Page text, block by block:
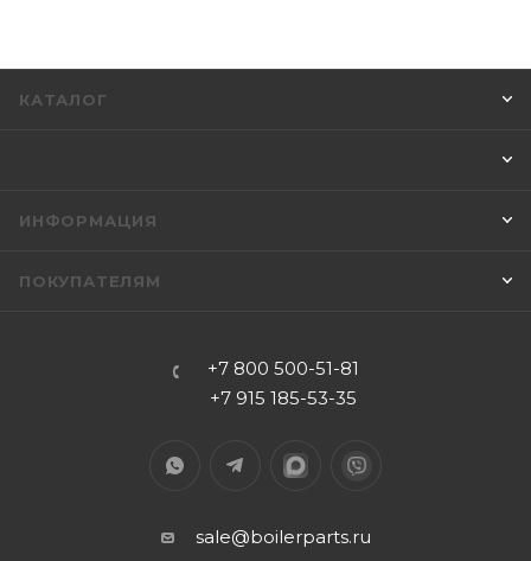
КАТАЛОГ
ИНФОРМАЦИЯ
ПОКУПАТЕЛЯМ
+7 800 500-51-81
+7 915 185-53-35
sale@boilerparts.ru